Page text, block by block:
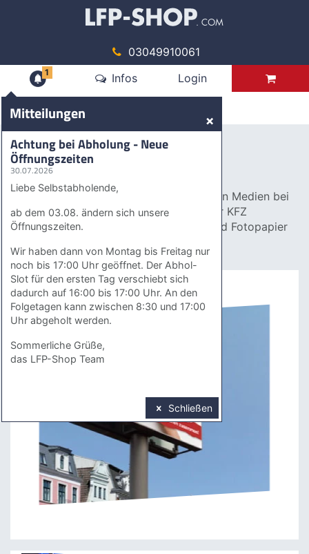
03049910061
Mitteilungen
1 Infos Login
Digitaldruck
Digitaldruck
Digitale Großformatdrucke aller gängigen Medien bei
uns erhältlich: Selbstklebefolien auch zur KFZ
Verklebung, Frontlite Plane, Affichen- und Fotopapier
SELBSTKLEBEFOLIE
Mitteilungen ×
Achtung bei Abholung - Neue
Öffnungszeiten
30.07.2026
Liebe Selbstabholende,
ab dem 03.08. ändern sich unsere
Öffnungszeiten.
Wir haben dann von Montag bis Freitag nur
noch bis 17:00 Uhr geöffnet. Der Abhol-
Slot für den ersten Tag verschiebt sich
dadurch auf 16:00 bis 17:00 Uhr. An den
Folgetagen kann zwischen 8:30 und 17:00
Uhr abgeholt werden.
Sommerliche Grüße,
das LFP-Shop Team
Schließen